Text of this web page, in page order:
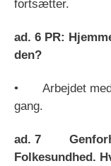
ad. 6 PR:
den?
• Arbejdet med
gang.
ad. 7
Folkesundhed.